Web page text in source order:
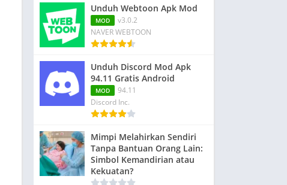
Unduh Webtoon Apk Mod
MOD
v3.0.2
NAVER WEBTOON
Unduh Discord Mod Apk
94.11 Gratis Android
MOD
94.11
Discord Inc.
Mimpi Melahirkan Sendiri
Tanpa Bantuan Orang Lain:
Simbol Kemandirian atau
Kekuatan?